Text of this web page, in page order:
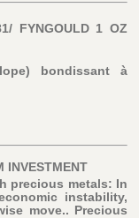
FYNGOULD 1 OZ
bondissant à
INVESTMENT
precious metals: In
instability,
move.. Precious